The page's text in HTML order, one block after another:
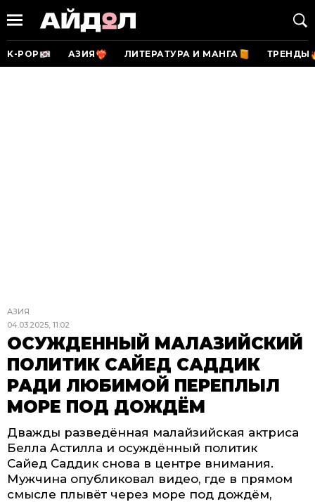
K-POP АЗИЯ ЛИТЕРАТУРА И МАНГА ТРЕНДЫ
АЗИЯ
04.03.2025, 11:02
ОСУЖДЕННЫЙ МАЛАЗИЙСКИЙ
ПОЛИТИК САЙЕД САДДИК
РАДИ ЛЮБИМОЙ ПЕРЕПЛЫЛ
МОРЕ ПОД ДОЖДЁМ
Дважды разведённая малайзийская актриса
Белла Астилла и осуждённый политик
Сайед Саддик снова в центре внимания.
Мужчина опубликовал видео, где в прямом
смысле плывёт через море под дождём,